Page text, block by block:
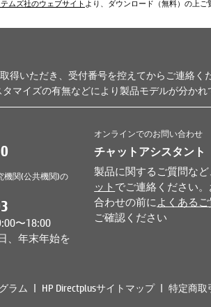
ムズ社のウェブサイト より、ダウンロード（無料）の上ご
いただき、受付番号を控えてからご連絡く
マイズの有無などにより製品モデルが分かれ
機関(公共機関)の
〜18:00
、年末年始を
オンラインでのお問い合わせ
チャットアシスタント
製品に関するご質問な
ット でご連絡ください
合わせの前に よくある
ご確認ください
ラム HP Directplusサイトマップ 特定商取